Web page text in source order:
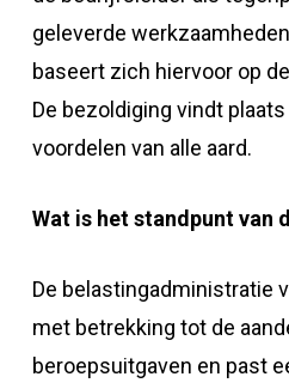
geleverde
baseert zich hiervoor op
De bezoldiging vindt
voordelen van alle aard.
Wat is het standpunt van
De belastingadministratie
met betrekking tot de
beroepsuitgaven en past